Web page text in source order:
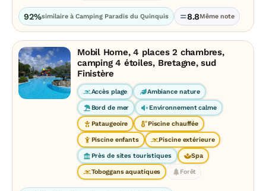
92%similaire à Camping Paradis du Quinquis 8.8Même note
Mobil Home, 4 places 2 chambres,
camping 4 étoiles, Bretagne, sud
Finistère
Accès plage Ambiance nature
Bord de mer Environnement calme
Pataugeoire Piscine chauffée
Piscine enfants Piscine extérieure
Près de sites touristiques Spa
Toboggans aquatiques Forêt